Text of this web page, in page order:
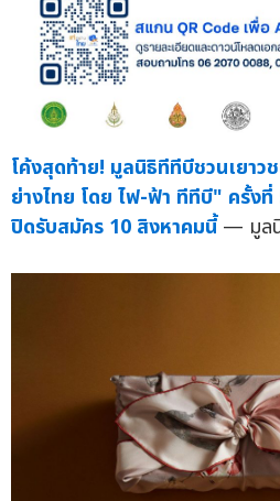
โค้งสุดท้าย! มูลนิธิทีทีบีชวนเยาว
ย่างไทย โดย ไฟ-ฟ้า ทีทีบี" ครั้งที่
ปิดรับสมัคร 10 สิงหาคมนี้ — มูล